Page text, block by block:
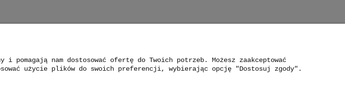
nam dostosować ofertę do Twoich potrzeb. Możesz zaakceptować
użycie plików do swoich preferencji, wybierając opcję "Dostosuj zgody".